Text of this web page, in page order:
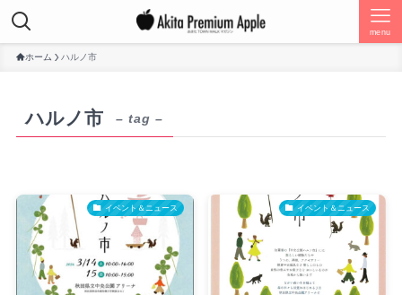
menu
ホーム ハルノ市
ハルノ市 – tag –
イベント＆ニュース イベント＆ニュース